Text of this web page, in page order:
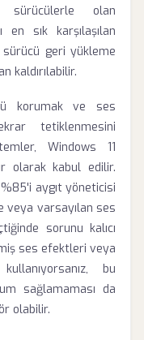
sürücülerle olan
sık karşılaşılan
geri yükleme
kaldırılabilir.
korumak ve ses
tetiklenmesini
Windows 11
olarak kabul edilir.
%85'i aygıt yöneticisi
veya varsayılan ses
sorunu kalıcı
ses efektleri veya
bu
sağlamaması da
olabilir.